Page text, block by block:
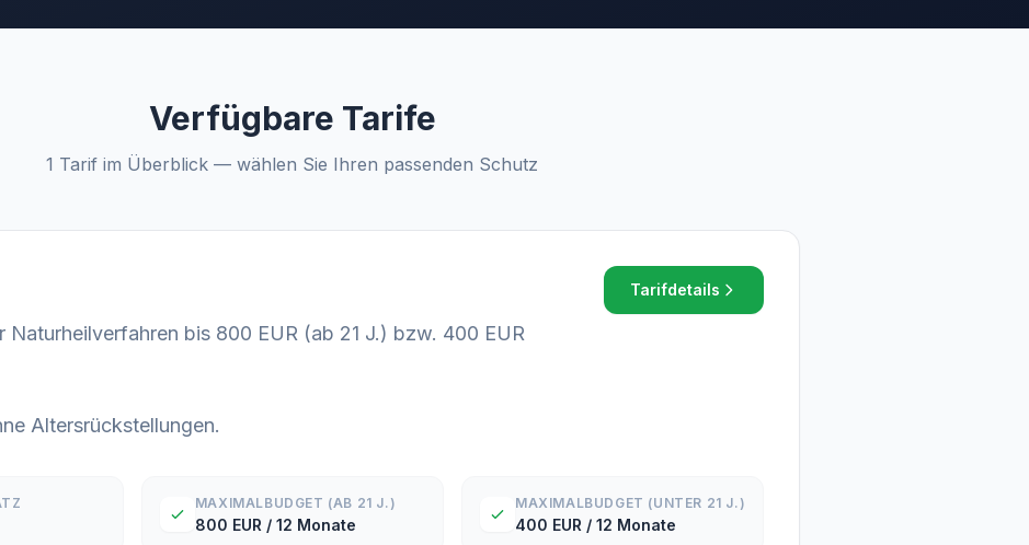
Verfügbare Tarife
1 Tarif im Überblick — wählen Sie Ihren passenden Schutz
Naturheilverfahren bis 800 EUR (ab 21 J.) bzw. 400 EUR
Altersrückstellungen.
Tarifdetails
MAXIMALBUDGET (AB 21 J.)
800 EUR / 12 Monate
MAXIMALBUDGET (UNTER 21 J.)
400 EUR / 12 Monate